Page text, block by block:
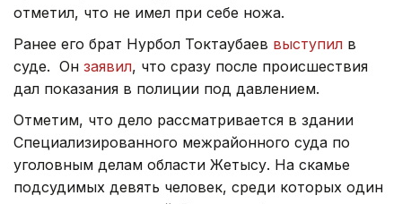
отметил, что не имел при себе ножа.
Ранее его брат Нурбол Токтаубаев выступил в
суде. Он заявил, что сразу после происшествия
дал показания в полиции под давлением.
Отметим, что дело рассматривается в здании
Специализированного межрайонного суда по
уголовным делам области Жетысу. На скамье
подсудимых девять человек, среди которых один